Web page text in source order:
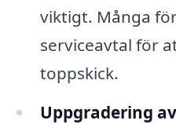
viktigt. Många
serviceavtal för
toppskick.
Uppgradering